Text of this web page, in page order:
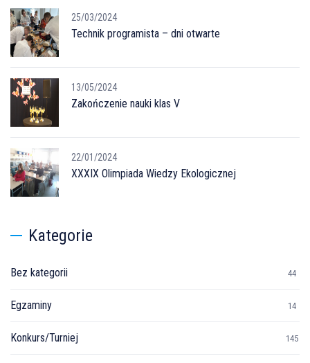
25/03/2024
Technik programista – dni otwarte
13/05/2024
Zakończenie nauki klas V
22/01/2024
XXXIX Olimpiada Wiedzy Ekologicznej
Kategorie
Bez kategorii 44
Egzaminy 14
Konkurs/Turniej 145